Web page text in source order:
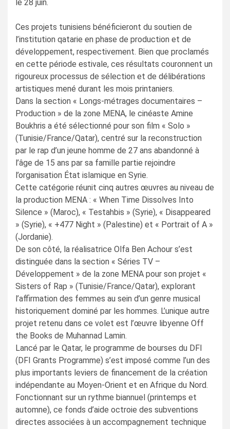
le 28 juin.
Ces projets tunisiens bénéficieront du soutien de
l’institution qatarie en phase de production et de
développement, respectivement. Bien que proclamés
en cette période estivale, ces résultats couronnent un
rigoureux processus de sélection et de délibérations
artistiques mené durant les mois printaniers.
Dans la section « Longs-métrages documentaires –
Production » de la zone MENA, le cinéaste Amine
Boukhris a été sélectionné pour son film « Solo »
(Tunisie/France/Qatar), centré sur la reconstruction
par le rap d’un jeune homme de 27 ans abandonné à
l’âge de 15 ans par sa famille partie rejoindre
l’organisation État islamique en Syrie.
Cette catégorie réunit cinq autres œuvres au niveau de
la production MENA : « When Time Dissolves Into
Silence » (Maroc), « Testahbis » (Syrie), « Disappeared
» (Syrie), « +477 Night » (Palestine) et « Portrait of A »
(Jordanie).
De son côté, la réalisatrice Olfa Ben Achour s’est
distinguée dans la section « Séries TV –
Développement » de la zone MENA pour son projet «
Sisters of Rap » (Tunisie/France/Qatar), explorant
l’affirmation des femmes au sein d’un genre musical
historiquement dominé par les hommes. L’unique autre
projet retenu dans ce volet est l’œuvre libyenne Off
the Books de Muhannad Lamin.
Lancé par le Qatar, le programme de bourses du DFI
(DFI Grants Programme) s’est imposé comme l’un des
plus importants leviers de financement de la création
indépendante au Moyen-Orient et en Afrique du Nord.
Fonctionnant sur un rythme biannuel (printemps et
automne), ce fonds d’aide octroie des subventions
directes associées à un accompagnement technique